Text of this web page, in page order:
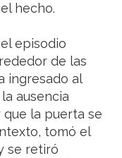
hecho.
episodio
de las
ingresado al
ausencia
la puerta se
tomó el
se retiró